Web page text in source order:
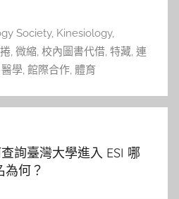
Society, Kinesiology,
, 微縮, 校內圖書代借, 特藏, 連
醫學, 館際合作, 體育
詢臺灣大學進入 ESI 哪
為何？